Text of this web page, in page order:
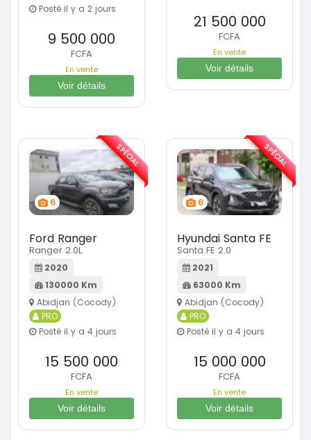
Posté il y a 2 jours
9 500 000
FCFA
En vente
Voir détails
21 500 000
FCFA
En vente
Voir détails
6
Ford Ranger
Ranger 2.0L
2020
130000 Km
Abidjan (Cocody)
PRO
Posté il y a 4 jours
15 500 000
FCFA
En vente
Voir détails
SPÉCIAL
6
Hyundai Santa FE
Santa FE 2.0
2021
63000 Km
Abidjan (Cocody)
PRO
Posté il y a 4 jours
15 000 000
FCFA
En vente
Voir détails
SPÉCIAL